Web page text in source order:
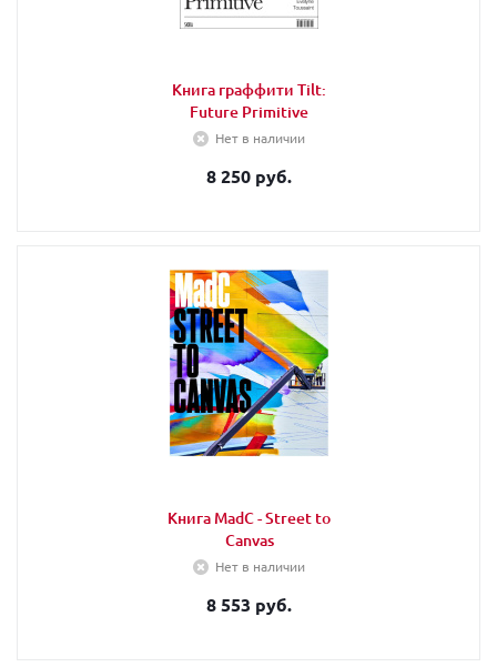
Книга граффити Tilt:
Future Primitive
Нет в наличии
8 250 руб.
Книга MadC - Street to
Canvas
Нет в наличии
8 553 руб.